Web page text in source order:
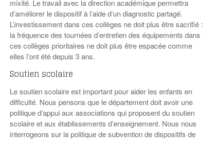
mixité. Le travail avec la direction académique permettra
d’améliorer le dispositif à l’aide d’un diagnostic partagé.
L’investissement dans ces collèges ne doit plus être sacrifié :
la fréquence des tournées d’entretien des équipements dans
ces collèges prioritaires ne doit plus être espacée comme
elles l’ont été depuis 3 ans.
Soutien scolaire
Le soutien scolaire est important pour aider les enfants en
difficulté. Nous pensons que le département doit avoir une
politique d’appui aux associations qui proposent du soutien
scolaire et aux établissements d’enseignement. Nous nous
interrogeons sur la politique de subvention de dispositifs de